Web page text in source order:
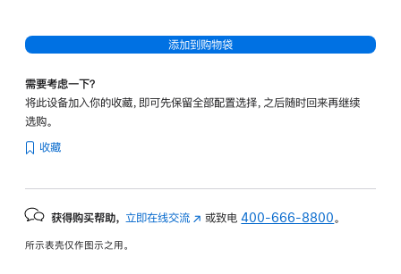
添加到购物袋
需要考虑一下？
将此设备加入你的收藏，即可先保留全部配置选择，之后随时回来再继续
选购。
收藏
获得购买帮助， 立即在线交流 (在 或致电400-666-8800 。
所示表壳仅作图示之用。